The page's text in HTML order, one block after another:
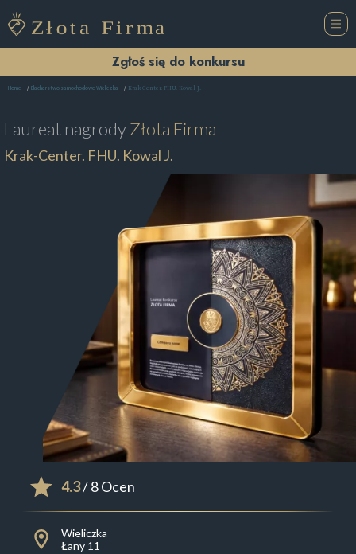
Zgłoś się do konkursu
Home Blacharstwo samochodowe Wieliczka Krak-Center. FHU. Kowal J.
Laureat nagrodyZłota Firma
Krak-Center. FHU. Kowal J.
4.3/ 8 Ocen
Wieliczka
Łany 11